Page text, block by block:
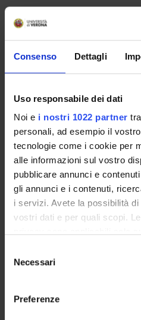
Consenso Dettagli
Uso responsabile dei dati
Noi e i nostri 1022 partner
personali, ad esempio il
tecnologie come i cookie per
alle informazioni sul vostro
pubblicare annunci e
gli annunci e i contenuti,
i servizi. Avete la possibilità
vostri dati e per quali scopi.
modificare o revocare il
momento dalla
delNecessari
Preferenze
Didattica
Progetti Pubblicazioni
GOVERNANCE
COMMISSIONI
UFFICI E STRUTTURE DI
SERVIZI DI SEGRETERIA
BIBLIOTECHE
CENTRI